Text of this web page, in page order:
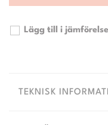
Lägg till i jämförelse
TEKNISK